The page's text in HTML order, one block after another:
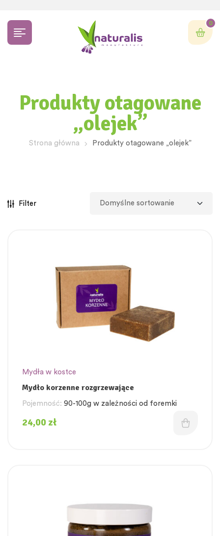
0
Produkty otagowane
„olejek”
Strona główna Produkty otagowane „olejek”
Filter
Mydła w kostce
Mydło korzenne rozgrzewające
Pojemność: 90-100g w zależności od foremki
24,00 zł